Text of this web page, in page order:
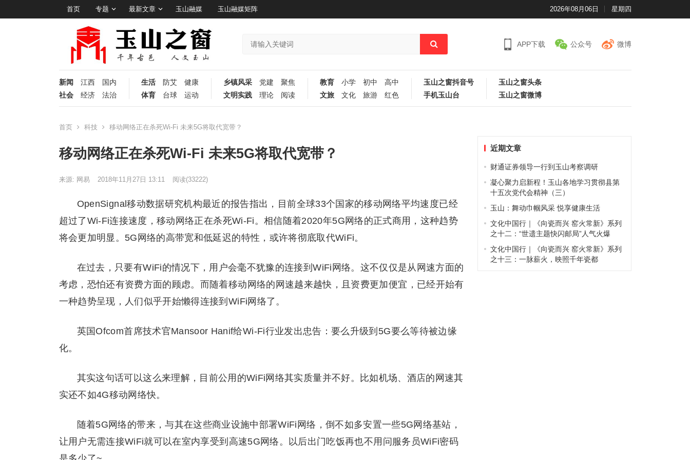
首页 专题 最新文章 玉山融媒 玉山融媒矩阵 2026年08月06日 星期四
APP下载 公众号 微博
新闻 江西
国内
社会
经济 法治
生活 防艾
健康
体育
台球 运动
乡镇风采 党建
聚焦
文明实践
理论 阅读
教育 小学 初中
高中
文旅
文化 旅游 红色
玉山之窗抖音号
手机玉山台
玉山之窗头条
玉山之窗微博
首页 科技 移动网络正在杀死Wi-Fi 未来5G将取代宽带？
移动网络正在杀死Wi-Fi 未来5G将取代宽带？
来源: 网易 2018年11月27日 13:11 阅读(33222)
OpenSignal移动数据研究机构最近的报告指出，目前全球33个国家的移动网络平均速度已经
超过了Wi-Fi连接速度，移动网络正在杀死Wi-Fi。相信随着2020年5G网络的正式商用，这种趋势
将会更加明显。5G网络的高带宽和低延迟的特性，或许将彻底取代WiFi。
在过去，只要有WiFi的情况下，用户会毫不犹豫的连接到WiFi网络。这不仅仅是从网速方面的
考虑，恐怕还有资费方面的顾虑。而随着移动网络的网速越来越快，且资费更加便宜，已经开始有
一种趋势呈现，人们似乎开始懒得连接到WiFi网络了。
英国Ofcom首席技术官Mansoor Hanif给Wi-Fi行业发出忠告：要么升级到5G要么等待被边缘
化。
其实这句话可以这么来理解，目前公用的WiFi网络其实质量并不好。比如机场、酒店的网速其
实还不如4G移动网络快。
随着5G网络的带来，与其在这些商业设施中部署WiFi网络，倒不如多安置一些5G网络基站，
让用户无需连接WiFi就可以在室内享受到高速5G网络。以后出门吃饭再也不用问服务员WiFi密码
近期文章
财通证券领导一行到玉山考察调研
凝心聚力启新程！玉山各地学习贯彻县第
十五次党代会精神（三）
玉山：舞动巾帼风采 悦享健康生活
文化中国行｜《向瓷而兴 窑火常新》系列
之十二：“世遗主题快闪邮局”人气火爆
文化中国行｜《向瓷而兴 窑火常新》系列
之十三：一脉薪火，映照千年瓷都